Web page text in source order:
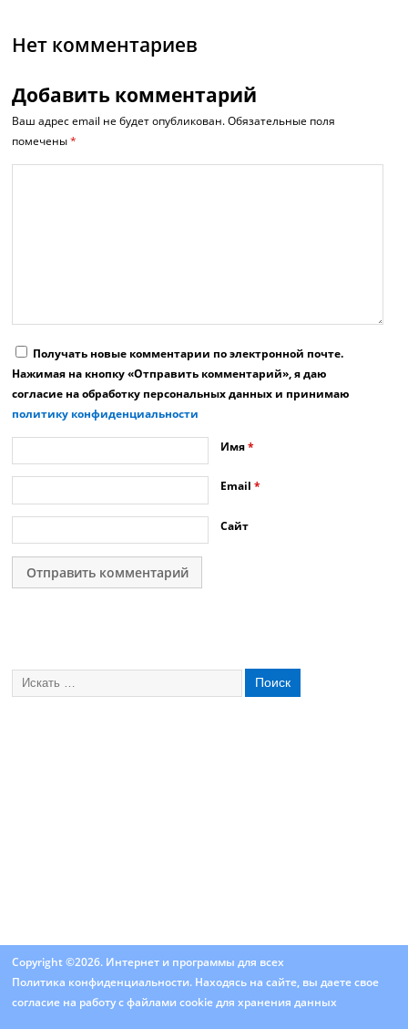
Нет комментариев
Добавить комментарий
Ваш адрес email не будет опубликован. Обязательные поля
помечены*
Получать новые комментарии по электронной почте.
Нажимая на кнопку «Отправить комментарий», я даю
согласие на обработку персональных данных и принимаю
политику конфиденциальности
Имя*
Email*
Сайт
Copyright ©2026. Интернет и программы для всех
Политика конфиденциальности. Находясь на сайте, вы даете свое
согласие на работу сфайлами cookieдля хранения данных